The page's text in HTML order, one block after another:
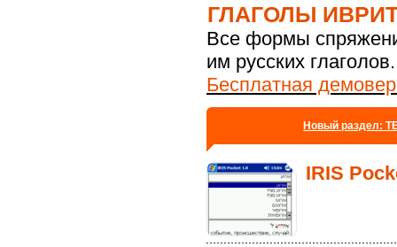
ГЛАГОЛЫ
Все формы
им русских глаголов.
Бесплатная
Новый раздел:
IRIS